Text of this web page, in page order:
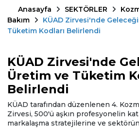
Anasayfa SEKTÖRLER
Bakım
KÜAD Zirvesi'nde
Tüketim Kodları Belirlendi
KÜAD Zirvesi'nde
Üretim ve Tüketim
Belirlendi
KÜAD tarafından düzenlenen 4.
Zirvesi, 500'ü aşkın profesyonelin
markalaşma stratejilerine ve sektörün